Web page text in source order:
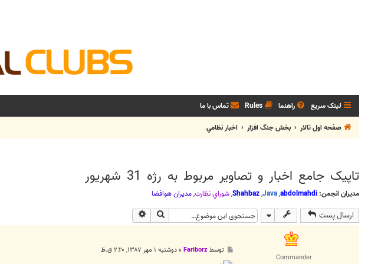
لینک سریع راهنما Rules تماس با ما
صفحه اول تالار
بخش جنگ افزار اخبار نظامي
تاپيک جامع اخبار و تصاوير مربوط به رژه 31 شهريور
مدیران انجمن: abdolmahdi
,
Java
,
Shahbaz
,شوراي نظارت,مديران هوافضا
ارسال پست جستجو
Commander
توسطFariborz
»دوشنبه ۱ مهر ۱۳۸۷, ۲:۲۰ ق.ظ